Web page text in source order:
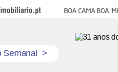
Imobiliário Boa cama boa
Semanal >